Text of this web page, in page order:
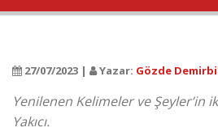
27/07/2023 | Yazar: Gözde
Yenilenen Kelimeler ve Şeyler’in
Yakıcı.